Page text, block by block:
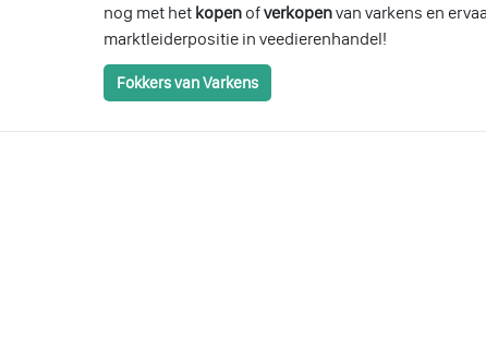
nog met het kopen ofverkopenvan varkens en
marktleiderpositie in veedierenhandel!
Fokkers van Varkens